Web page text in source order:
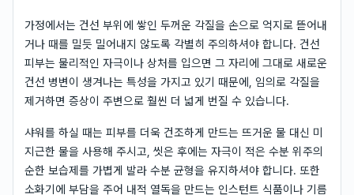
가정에서는 건선 부위에 쌓인 두꺼운 각질을 손으로 억지로 뜯어내
거나 때를 밀듯 밀어내지 않도록 각별히 주의하셔야 합니다. 건선
피부는 물리적인 자극이나 상처를 입으면 그 자리에 그대로 새로운
건선 병변이 생겨나는 특성을 가지고 있기 때문에, 임의로 각질을
제거하면 증상이 주변으로 훨씬 더 넓게 번질 수 있습니다.
샤워를 하실 때는 피부를 더욱 건조하게 만드는 뜨거운 물 대신 미
지근한 물을 사용해 주시고, 씻은 후에는 자극이 적은 수분 위주의
순한 보습제를 가볍게 발라 수분 균형을 유지하셔야 합니다. 또한
소화기에 부담을 주어 내적 열독을 만드는 인스턴트 식품이나 기름